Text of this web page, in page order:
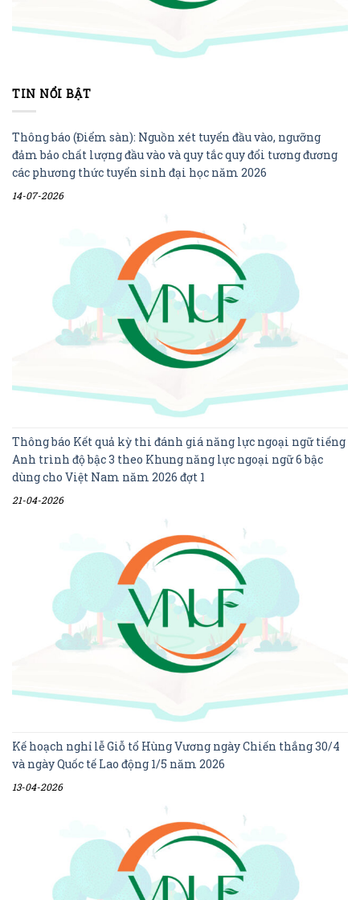
TIN NỔI BẬT
Thông báo (Điểm sàn): Nguồn xét tuyển đầu vào, ngưỡng
đảm bảo chất lượng đầu vào và quy tắc quy đổi tương đương
các phương thức tuyển sinh đại học năm 2026
14-07-2026
Thông báo Kết quả kỳ thi đánh giá năng lực ngoại ngữ tiếng
Anh trình độ bậc 3 theo Khung năng lực ngoại ngữ 6 bậc
dùng cho Việt Nam năm 2026 đợt 1
21-04-2026
Kế hoạch nghỉ lễ Giỗ tổ Hùng Vương ngày Chiến thắng 30/4
và ngày Quốc tế Lao động 1/5 năm 2026
13-04-2026